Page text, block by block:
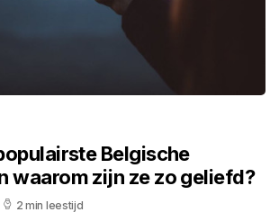
Belgische
waarom zijn ze zo geliefd?
2 min leestijd